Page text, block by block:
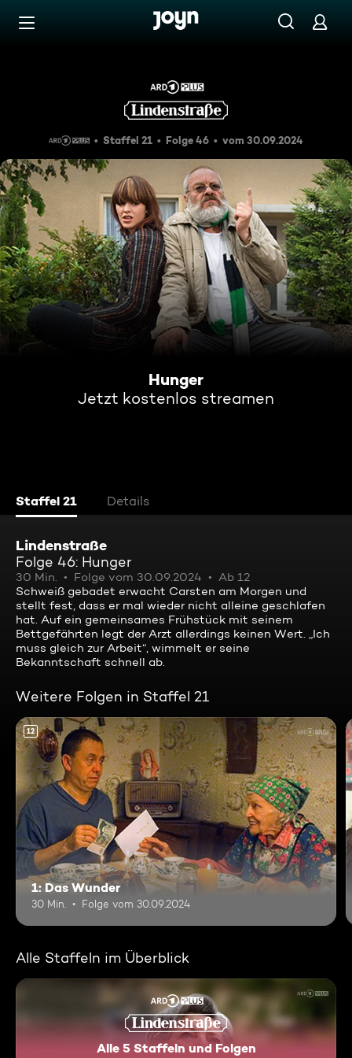
Zum Inhalt springen
Hunger
Staffel 21 Folge 46 vom 30.09.2024
Hunger
Jetzt kostenlos streamen
Staffel 21 Details
Lindenstraße
Folge 46: Hunger
30 Min. Folge vom 30.09.2024
Ab 12
Schweiß gebadet erwacht Carsten am Morgen und
stellt fest, dass er mal wieder nicht alleine geschlafen
hat. Auf ein gemeinsames Frühstück mit seinem
Bettgefährten legt der Arzt allerdings keinen Wert. „Ich
muss gleich zur Arbeit“, wimmelt er seine
Bekanntschaft schnell ab.
Weitere Folgen in Staffel 21
12
1: Das Wunder
30 Min. Folge vom 30.09.2024
Alle Staffeln im Überblick
Alle 5 Staffeln und Folgen